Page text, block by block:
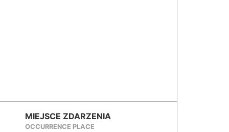
MIEJSCE ZDARZENIA
OCCURRENCE PLACE